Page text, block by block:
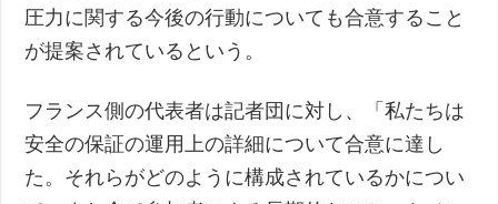
圧力に関する今後の行動についても合意すること
が提案されているという。
フランス側の代表者は記者団に対し、「私たちは
安全の保証の運用上の詳細について合意に達し
た。それらがどのように構成されているかについ